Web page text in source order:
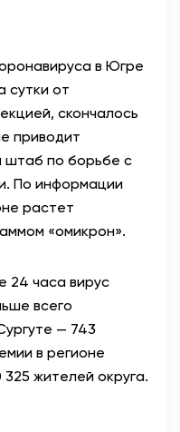
в Югре
сутки от
скончалось
приводит
штаб по борьбе с
По информации
растет
«омикрон».
24 часа вирус
всего
— 743
в регионе
325 жителей округа.